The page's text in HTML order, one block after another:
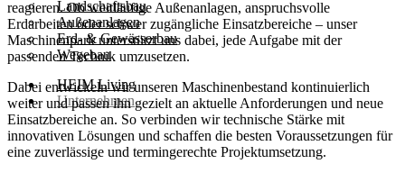
Landschaftsbau
Außenanlagen
Erd- & Gewässerbau
Wegebau
HEIM Living
Unternehmen
reagieren. Ob weitläufige Außenanlagen, anspruchsvolle
Erdarbeiten oder schwer zugängliche Einsatzbereiche – unser
Maschinenpark unterstützt uns dabei, jede Aufgabe mit der
passenden Technik umzusetzen.
Dabei entwickeln wir unseren Maschinenbestand kontinuierlich
weiter und passen ihn gezielt an aktuelle Anforderungen und neue
Einsatzbereiche an. So verbinden wir technische Stärke mit
innovativen Lösungen und schaffen die besten Voraussetzungen für
eine zuverlässige und termingerechte Projektumsetzung.